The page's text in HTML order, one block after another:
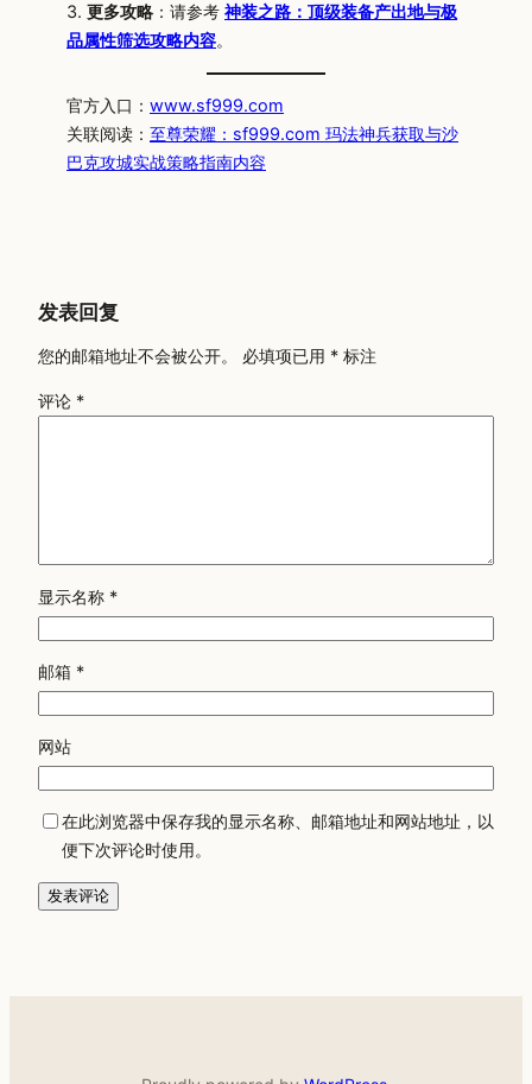
3. 更多攻略 ：请参考 神装之路：顶级装备产出地与极
品属性筛选攻略内容。
官方入口： www.sf999.com
关联阅读： 至尊荣耀：sf999.com 玛法神兵获取与沙
巴克攻城实战策略指南内容
发表回复
您的邮箱地址不会被公开。 必填项已用 * 标注
评论 *
显示名称 *
邮箱 *
网站
在此浏览器中保存我的显示名称、邮箱地址和网站地址，以
便下次评论时使用。